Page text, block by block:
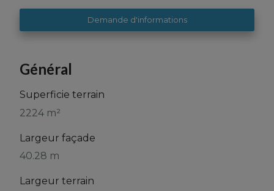
Demande d'informations
Général
Superficie terrain
2224 m²
Largeur façade
40.28 m
Largeur terrain